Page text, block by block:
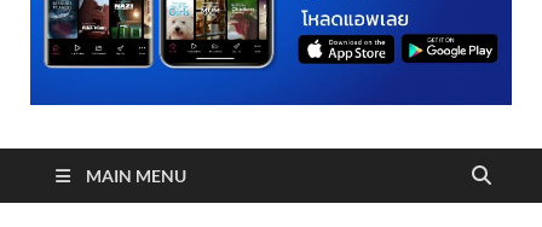
MAIN MENU